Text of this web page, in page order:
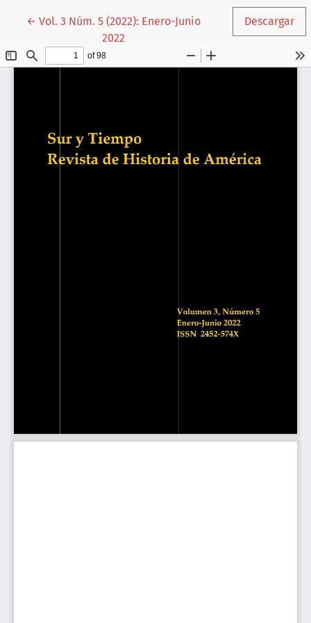
←Volver a los detalles del artículo
Vol. 3 Núm. 5 (2022): Enero-Junio
2022
Descargar